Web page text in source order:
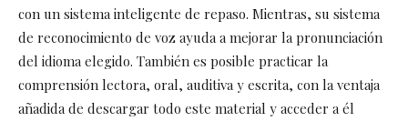
con un sistema inteligente de repaso. Mientras, su sistema
de reconocimiento de voz ayuda a mejorar la pronunciación
del idioma elegido. También es posible practicar la
comprensión lectora, oral, auditiva y escrita, con la ventaja
añadida de descargar todo este material y acceder a él